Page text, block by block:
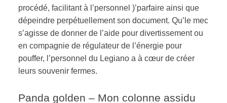
procédé, facilitant à l’personnel )’parfaire ainsi que
dépeindre perpétuellement son document. Qu’le mec
s’agisse de donner de l’aide pour divertissement ou
en compagnie de régulateur de l’énergie pour
pouffer, l’personnel du Legiano a à cœur de créer
leurs souvenir fermes.
Panda golden – Mon colonne assidu